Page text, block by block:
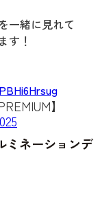
一緒に見れて
す！
】
ミネーションデ